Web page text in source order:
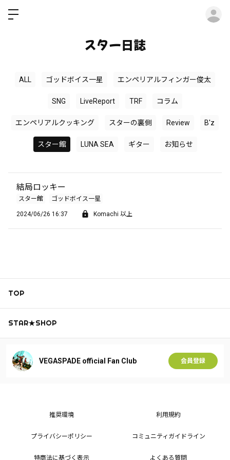
スター日誌
ALL ゴッドボイス一星 エンペリアルフィンガー俊太
SNG LiveReport TRF コラム
エンペリアルクッキング スターの裏側 Review B'z
スター館 LUNA SEA ギター お知らせ
結局ロッキー
スター館 ゴッドボイス一星
2024/06/26 16:37 Komachi 以上
TOP
STAR★SHOP
VEGASPADE official Fan Club 会員登録
推奨環境 利用規約
プライバシーポリシー コミュニティガイドライン
特商法に基づく表示 よくある質問